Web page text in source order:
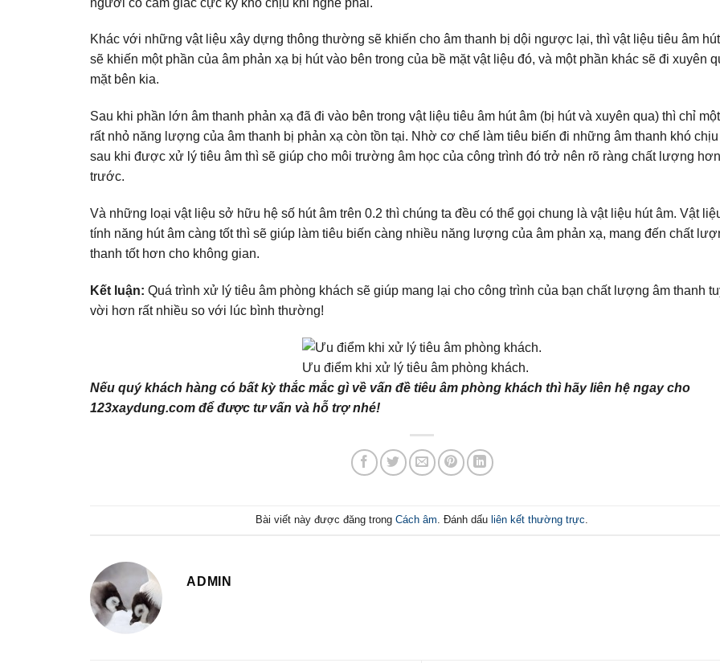
Khác với những vật liệu xây dựng thông thường sẽ khiến cho âm thanh bị dội ngược lại, thì vật liệu tiêu âm
sẽ khiến một phần của âm phản xạ bị hút vào bên trong của bề mặt vật liệu đó, và một phần khác sẽ đi xuyên
mặt bên kia.
Sau khi phần lớn âm thanh phản xạ đã đi vào bên trong vật liệu tiêu âm hút âm (bị hút và xuyên qua) thì chỉ
rất nhỏ năng lượng của âm thanh bị phản xạ còn tồn tại. Nhờ cơ chế làm tiêu biến đi những âm thanh khó
sau khi được xử lý tiêu âm thì sẽ giúp cho môi trường âm học của công trình đó trở nên rõ ràng chất lượng hơn
trước.
Và những loại vật liệu sở hữu hệ số hút âm trên 0.2 thì chúng ta đều có thể gọi chung là vật liệu hút âm. Vật
tính năng hút âm càng tốt thì sẽ giúp làm tiêu biến càng nhiều năng lượng của âm phản xạ, mang đến chất
thanh tốt hơn cho không gian.
Kết luận: Quá trình xử lý tiêu âm phòng khách sẽ giúp mang lại cho công trình của bạn chất lượng âm thanh
vời hơn rất nhiều so với lúc bình thường!
Ưu điểm khi xử lý tiêu âm phòng khách.
Nếu quý khách hàng có bất kỳ thắc mắc gì về vấn đề tiêu âm phòng khách thì hãy liên hệ ngay cho
123xaydung.com để được tư vấn và hỗ trợ nhé!
Bài viết này được đăng trong Cách âm . Đánh dấu liên kết thường trực
ADMIN